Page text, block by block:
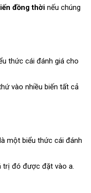
đồng thời nếu chúng
thức cái đánh giá cho
vào nhiều biến tất cả
một biểu thức cái đánh
trị đó được đặt vào a.